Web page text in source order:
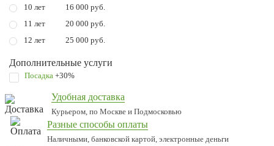
10 лет
16 000 руб.
11 лет
20 000 руб.
12 лет
25 000 руб.
Дополнительные услуги
Посадка +30%
Удобная доставка
Курьером, по Москве и Подмосковью
Разные способы оплаты
Наличными, банковской картой, электронные деньги